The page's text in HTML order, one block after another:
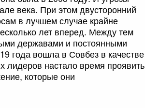
века. При этом двусторонний
в лучшем случае крайне
лет вперед. Между тем
державами и постоянными
года вошла в Совбез в качестве
лидеров настало время проявить
которые они